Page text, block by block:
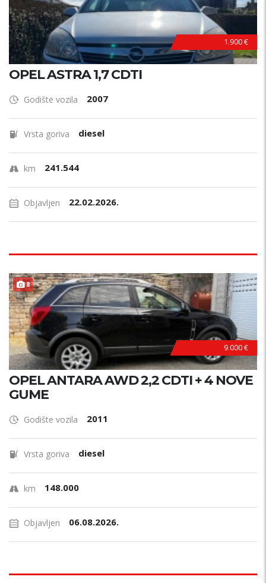
1.900 €
OPEL ASTRA 1,7 CDTI
Godište vozila 2007
Vrsta goriva diesel
km 241.544
Objavljen 22.02.2026.
8
9.000 €
OPEL ANTARA AWD 2,2 CDTI + 4 NOVE
GUME
Godište vozila 2011
Vrsta goriva diesel
km 148.000
Objavljen 06.08.2026.